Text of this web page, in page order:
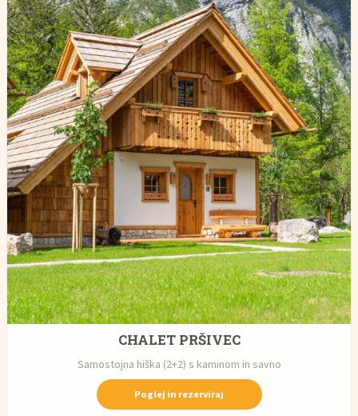
CHALET PRŠIVEC
Samostojna hiška (2+2) s kaminom in savno
Poglej in rezerviraj